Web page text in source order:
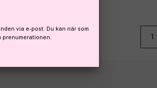
via e-post. Du kan när som